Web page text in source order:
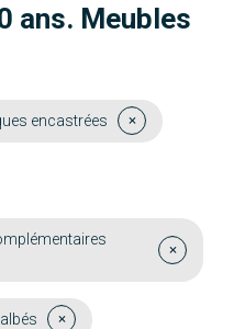
ans. Meubles
encastrées